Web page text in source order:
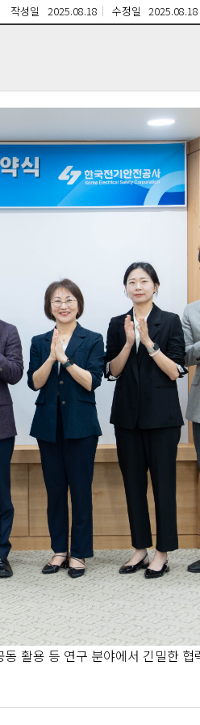
작성일 2025.08.18 수정일 2025.08.18
활용 등 연구 분야에서 긴밀한 협